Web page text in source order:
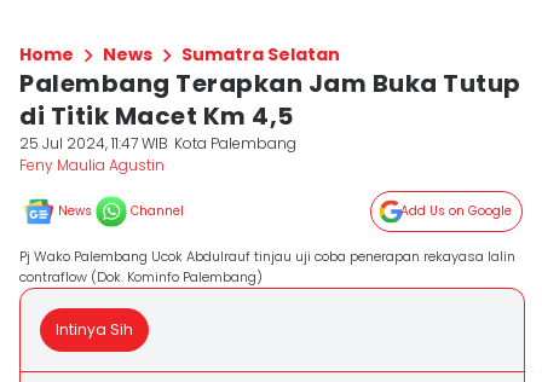
Home News Sumatra Selatan
Palembang Terapkan Jam Buka Tutup
di Titik Macet Km 4,5
25 Jul 2024, 11:47 WIB Kota Palembang
Feny Maulia Agustin
News Channel Add Us on Google
Pj Wako Palembang Ucok Abdulrauf tinjau uji coba penerapan rekayasa lalin
contraflow (Dok. Kominfo Palembang)
Intinya Sih